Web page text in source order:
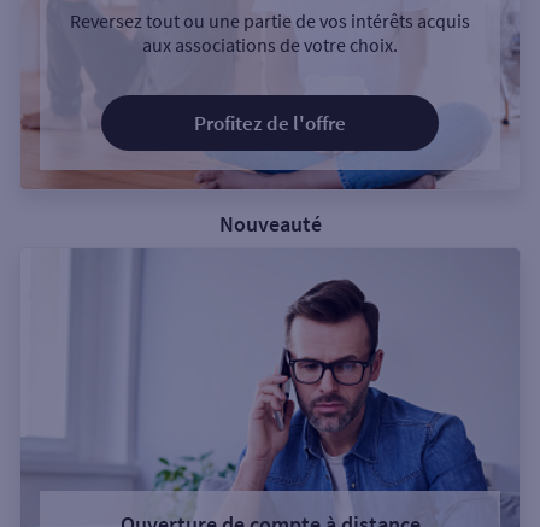
Reversez tout ou une partie de vos intérêts acquis
aux associations de votre choix.
Profitez de l'offre
Nouveauté